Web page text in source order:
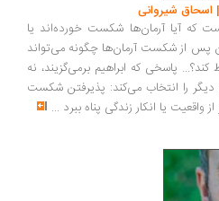
شیروانی
آرمان‌ها شکست خورده‌اند یا
آرمان‌ها چگونه می‌تواند
که ابراهیم برمی‌گزیند، نه
انتخاب می‌کند: پذیرفتن شکست
یا انکار زندگی پناه ببرد...